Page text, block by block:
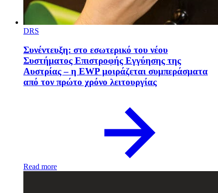
DRS
Συνέντευξη: στο εσωτερικό του νέου
Συστήματος Επιστροφής Εγγύησης της
Αυστρίας – η EWP μοιράζεται συμπεράσματα
από τον πρώτο χρόνο λειτουργίας
Read more